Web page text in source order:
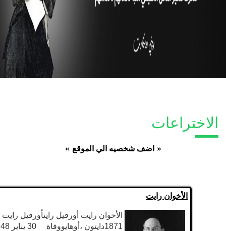
الاختراعات
« اضف شخصيه الي الموقع »
الأخوان رايت